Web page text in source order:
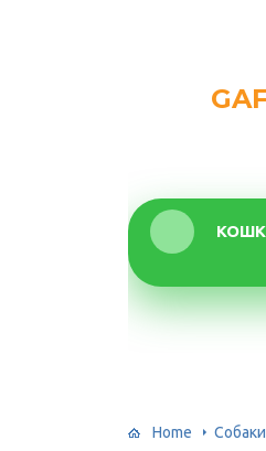
Home Собаки